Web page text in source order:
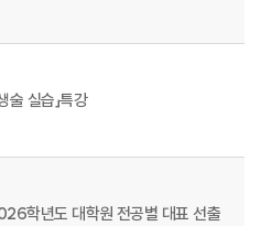
술 실습」특강
학년도 대학원 전공별 대표 선출